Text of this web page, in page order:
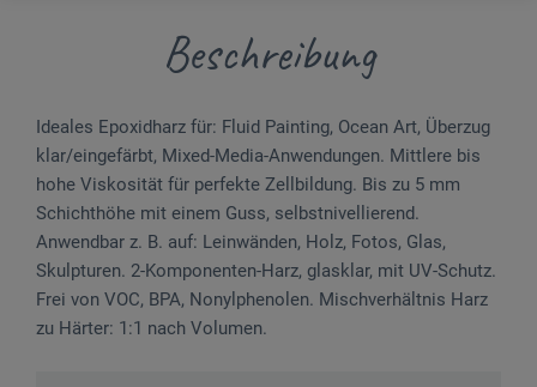
Beschreibung
Ideales Epoxidharz für: Fluid Painting, Ocean Art, Überzug
klar/eingefärbt, Mixed-Media-Anwendungen. Mittlere bis
hohe Viskosität für perfekte Zellbildung. Bis zu 5 mm
Schichthöhe mit einem Guss, selbstnivellierend.
Anwendbar z. B. auf: Leinwänden, Holz, Fotos, Glas,
Skulpturen. 2-Komponenten-Harz, glasklar, mit UV-Schutz.
Frei von VOC, BPA, Nonylphenolen. Mischverhältnis Harz
zu Härter: 1:1 nach Volumen.